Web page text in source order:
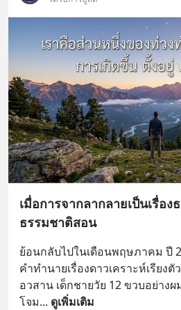
เมื่อการจากลากลายเป็นเรื่อ
ธรรมชาติสอน
ย้อนกลับไปในเดือนพฤษภาคม ปี
คำทำนายเรื่องดาวเคราะห์เรียงตั
อวสาน เด็กชายวัย 12 ขวบอย่าง
โจม... ดูเพิ่มเติม